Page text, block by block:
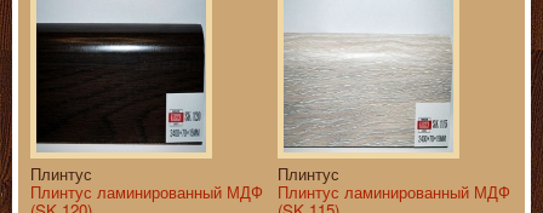
Плинтус
Плинтус ламинированный МДФ
Плинтус
Плинтус ламинированный МДФ